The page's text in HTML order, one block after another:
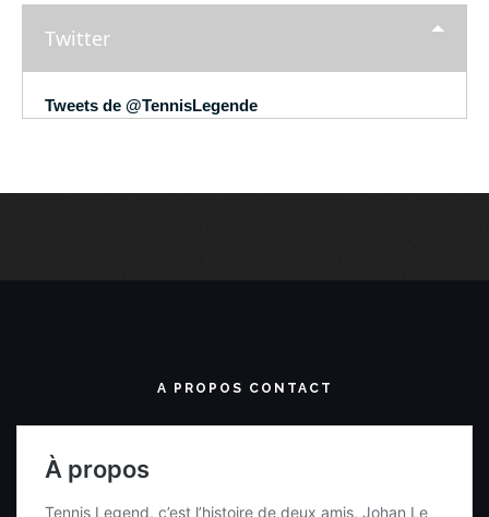
Twitter
Tweets de @TennisLegende
A PROPOS CONTACT